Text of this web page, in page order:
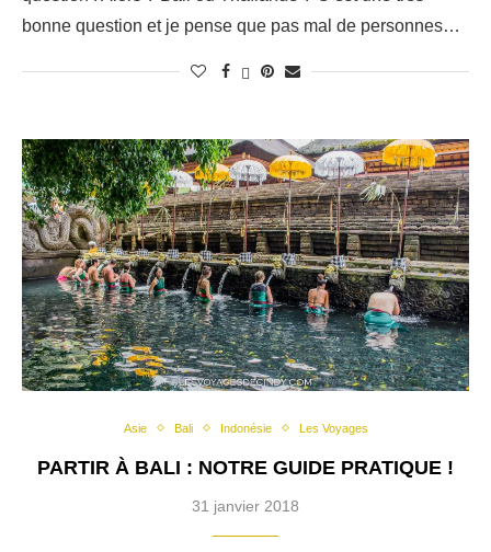
bonne question et je pense que pas mal de personnes…
Asie Bali Indonésie Les Voyages
PARTIR À BALI : NOTRE GUIDE PRATIQUE !
31 janvier 2018